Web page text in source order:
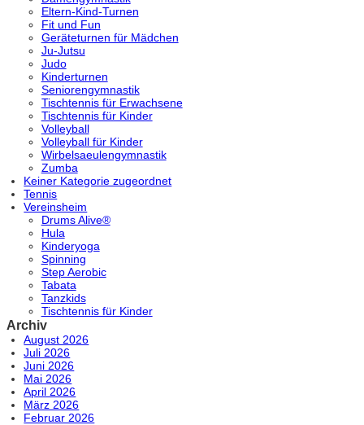
Eltern-Kind-Turnen
Fit und Fun
Geräteturnen für Mädchen
Ju-Jutsu
Judo
Kinderturnen
Seniorengymnastik
Tischtennis für Erwachsene
Tischtennis für Kinder
Volleyball
Volleyball für Kinder
Wirbelsaeulengymnastik
Zumba
Keiner Kategorie zugeordnet
Tennis
Vereinsheim
Drums Alive®
Hula
Kinderyoga
Spinning
Step Aerobic
Tabata
Tanzkids
Tischtennis für Kinder
Archiv
August 2026
Juli 2026
Juni 2026
Mai 2026
April 2026
März 2026
Februar 2026